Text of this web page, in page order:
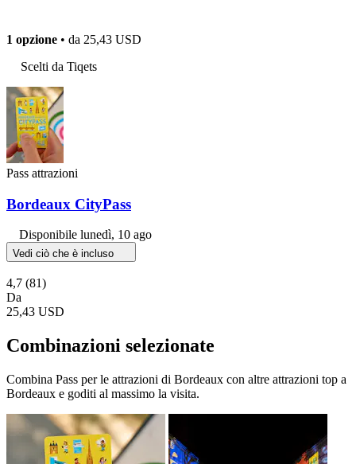
1 opzione • da 25,43 USD
Scelti da Tiqets
Pass attrazioni
Bordeaux CityPass
Disponibile lunedì, 10 ago
Vedi ciò che è incluso
4,7 (81)
Da
25,43 USD
Combinazioni selezionate
Combina Pass per le attrazioni di Bordeaux con altre attrazioni top a
Bordeaux e goditi al massimo la visita.